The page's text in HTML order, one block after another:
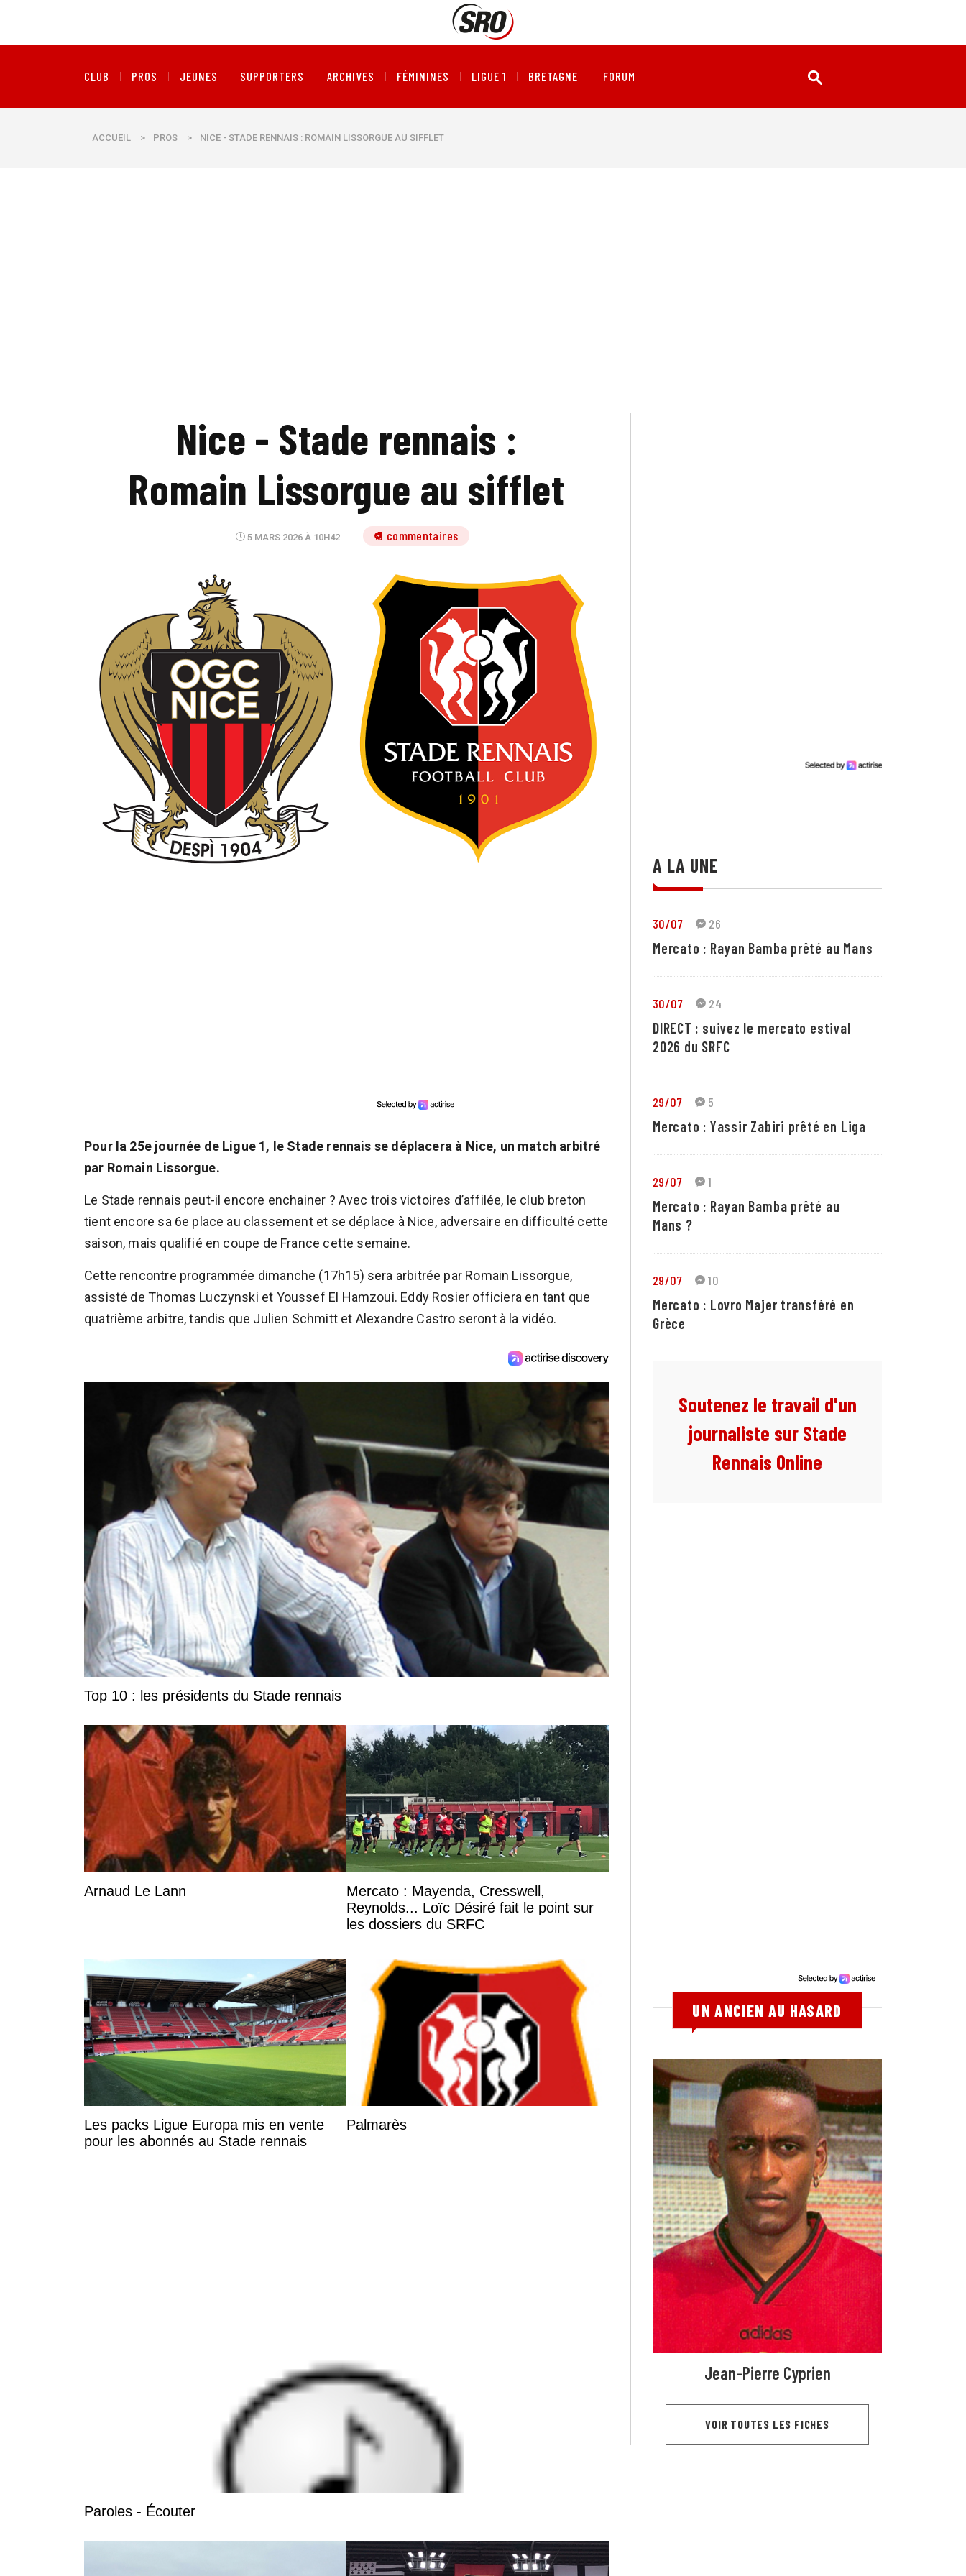
CLUB PROS JEUNES SUPPORTERS ARCHIVES FÉMININES LIGUE 1 BRETAGNE FORUM
ACCUEIL > PROS > NICE - STADE RENNAIS : ROMAIN LISSORGUE AU SIFFLET
Nice - Stade rennais :
Romain Lissorgue au sifflet
5 MARS 2026 À 10H42 3 commentaires
Pour la 25e journée de Ligue 1, le Stade rennais se déplacera à Nice, un match arbitré
par Romain Lissorgue.
Le Stade rennais peut-il encore enchainer ? Avec trois victoires d’affilée, le club breton
tient encore sa 6e place au classement et se déplace à Nice, adversaire en difficulté cette
saison, mais qualifié en coupe de France cette semaine.
Cette rencontre programmée dimanche (17h15) sera arbitrée par Romain Lissorgue,
assisté de Thomas Luczynski et Youssef El Hamzoui. Eddy Rosier officiera en tant que
quatrième arbitre, tandis que Julien Schmitt et Alexandre Castro seront à la vidéo.
Top 10 : les présidents du Stade rennais
Arnaud Le Lann
Mercato : Mayenda, Cresswell,
Reynolds... Loïc Désiré fait le point sur
les dossiers du SRFC
Les packs Ligue Europa mis en vente
pour les abonnés au Stade rennais
Palmarès
Paroles - Écouter
A LA UNE
30/07 26
Mercato : Rayan Bamba prêté au Mans
30/07 24
DIRECT : suivez le mercato estival
2026 du SRFC
29/07 5
Mercato : Yassir Zabiri prêté en Liga
29/07 1
Mercato : Rayan Bamba prêté au
Mans ?
29/07 10
Mercato : Lovro Majer transféré en
Grèce
Soutenez le travail d'un
journaliste sur Stade
Rennais Online
UN ANCIEN AU HASARD
Jean-Pierre Cyprien
VOIR TOUTES LES FICHES